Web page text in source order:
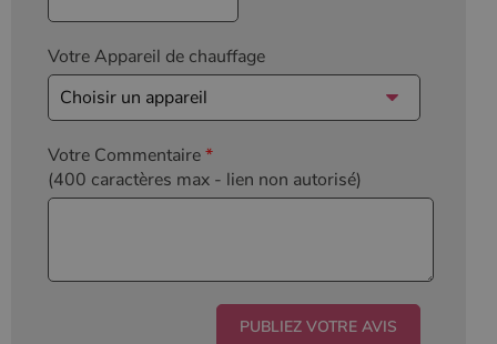
Votre Appareil de chauffage
Votre Commentaire*
(400 caractères max - lien non autorisé)